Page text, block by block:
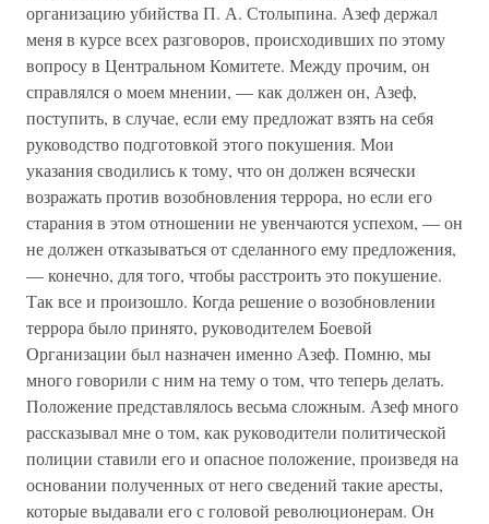
организацию убийства П. А. Столыпина. Азеф держал
меня в курсе всех разговоров, происходивших по этому
вопросу в Центральном Комитете. Между прочим, он
справлялся о моем мнении, — как должен он, Азеф,
поступить, в случае, если ему предложат взять на себя
руководство подготовкой этого покушения. Мои
указания сводились к тому, что он должен всячески
возражать против возобновления террора, но если его
старания в этом отношении не увенчаются успехом, — он
не должен отказываться от сделанного ему предложения,
— конечно, для того, чтобы расстроить это покушение.
Так все и произошло. Когда решение о возобновлении
террора было принято, руководителем Боевой
Организации был назначен именно Азеф. Помню, мы
много говорили с ним на тему о том, что теперь делать.
Положение представлялось весьма сложным. Азеф много
рассказывал мне о том, как руководители политической
полиции ставили его и опасное положение, произведя на
основании полученных от него сведений такие аресты,
которые выдавали его с головой революционерам. Он